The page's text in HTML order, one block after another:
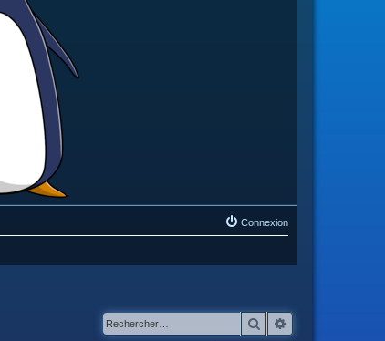
Connexion
Rechercher